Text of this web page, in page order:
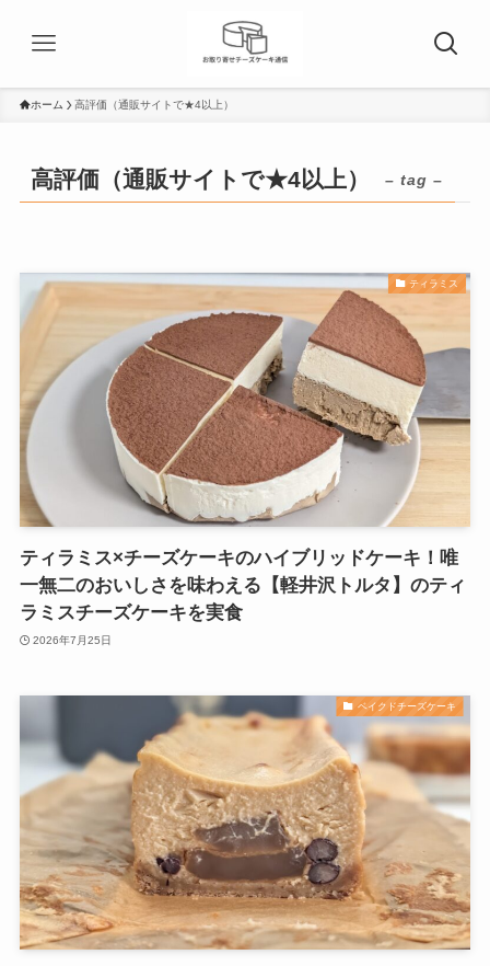
ホーム 高評価（通販サイトで★4以上）
高評価（通販サイトで★4以上） – tag –
ティラミス
ティラミス×チーズケーキのハイブリッドケーキ！唯
一無二のおいしさを味わえる【軽井沢トルタ】のティ
ラミスチーズケーキを実食
2026年7月25日
ベイクドチーズケーキ